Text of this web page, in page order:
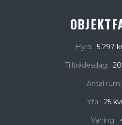
Hyra: 5 297
Tillträdesdag:
Antal rum:
Yta: 25
Våning: